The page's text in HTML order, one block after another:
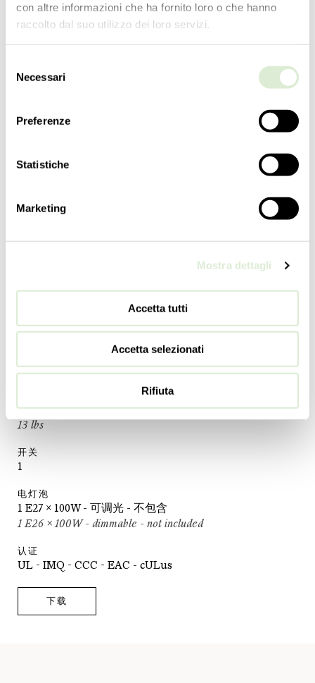
con altre informazioni che ha fornito loro o che hanno
raccolto dal suo utilizzo dei loro servizi.
delNecessari
Preferenze
Statistiche
Marketing
Mostra dettagli
Accetta tutti
Accetta selezionati
Rifiuta
5564-00
Amsterdam
类型学
71cm
15 ¼inc
6kg
13 lbs
开关
1
电灯泡
1 E27 x 100W - 可调光 - 不包含
1 E26 x 100W - dimmable - not included
认证
UL - IMQ - CCC - EAC - cULus
下载